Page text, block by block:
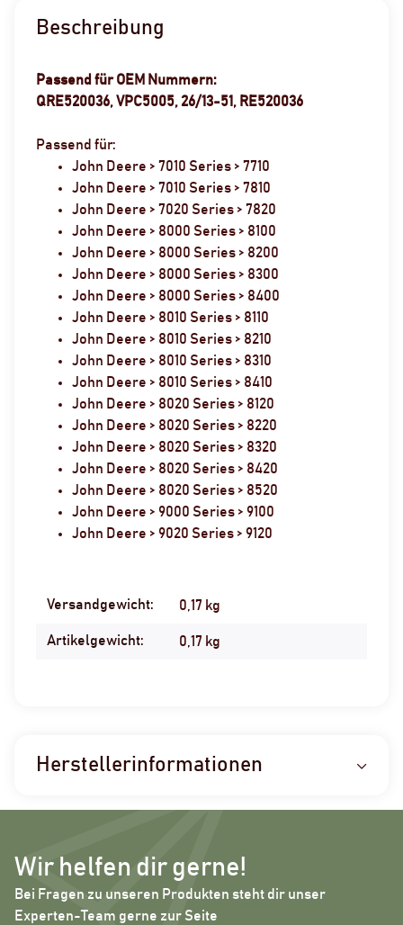
Beschreibung
Passend für OEM Nummern:
QRE520036, VPC5005, 26/13-51, RE520036
Passend für:
John Deere > 7010 Series > 7710
John Deere > 7010 Series > 7810
John Deere > 7020 Series > 7820
John Deere > 8000 Series > 8100
John Deere > 8000 Series > 8200
John Deere > 8000 Series > 8300
John Deere > 8000 Series > 8400
John Deere > 8010 Series > 8110
John Deere > 8010 Series > 8210
John Deere > 8010 Series > 8310
John Deere > 8010 Series > 8410
John Deere > 8020 Series > 8120
John Deere > 8020 Series > 8220
John Deere > 8020 Series > 8320
John Deere > 8020 Series > 8420
John Deere > 8020 Series > 8520
John Deere > 9000 Series > 9100
John Deere > 9020 Series > 9120
Produkteigenschaft
Wert
Versandgewicht: 0,17 kg
Artikelgewicht: 0,17 kg
Herstellerinformationen
Wir helfen dir gerne!
Bei Fragen zu unseren Produkten steht dir unser
Experten-Team gerne zur Seite